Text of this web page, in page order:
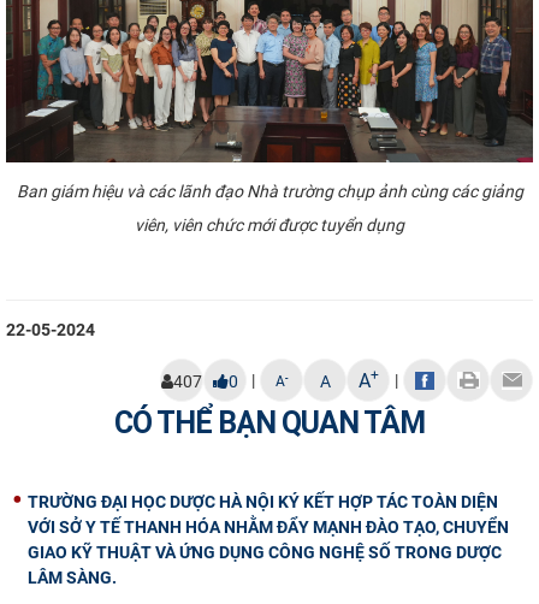
Ban giám hiệu và các lãnh đạo Nhà trường chụp ảnhcùng các giảng
viên, viên chức mới được tuyển dụng
22-05-2024
407 0 | A- A A+ |
CÓ THỂ BẠN QUAN TÂM
TRƯỜNG ĐẠI HỌC DƯỢC HÀ NỘI KÝ KẾT HỢP TÁC TOÀN DIỆN
VỚI SỞ Y TẾ THANH HÓA NHẰM ĐẨY MẠNH ĐÀO TẠO, CHUYỂN
GIAO KỸ THUẬT VÀ ỨNG DỤNG CÔNG NGHỆ SỐ TRONG DƯỢC
LÂM SÀNG.